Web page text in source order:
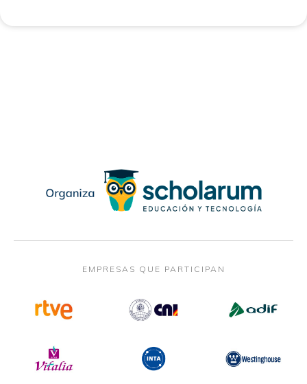
EMPRESAS QUE PARTICIPAN